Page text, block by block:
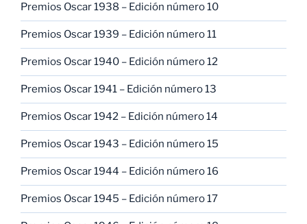
Premios Oscar 1938 – Edición número 10
Premios Oscar 1939 – Edición número 11
Premios Oscar 1940 – Edición número 12
Premios Oscar 1941 – Edición número 13
Premios Oscar 1942 – Edición número 14
Premios Oscar 1943 – Edición número 15
Premios Oscar 1944 – Edición número 16
Premios Oscar 1945 – Edición número 17